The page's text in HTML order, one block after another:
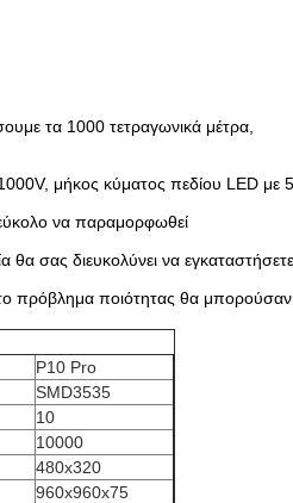
τα 1000 τετραγωνικά μέτρα,
μήκος κύματος πεδίου LED
να παραμορφωθεί
σας διευκολύνει να εγκαταστήσετε
πρόβλημα ποιότητας θα
P10 Pro
SMD3535
10
10000
480x320
960x960x75